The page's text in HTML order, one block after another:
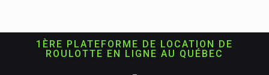
1ÈRE PLATEFORME DE LOCATION DE
ROULOTTE EN LIGNE AU QUÉBEC